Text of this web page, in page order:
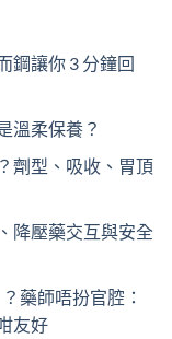
鋼讓你 3 分鐘回
溫柔保養？
劑型、吸收、胃頂
降壓藥交互與安全
藥師唔扮官腔：
友好